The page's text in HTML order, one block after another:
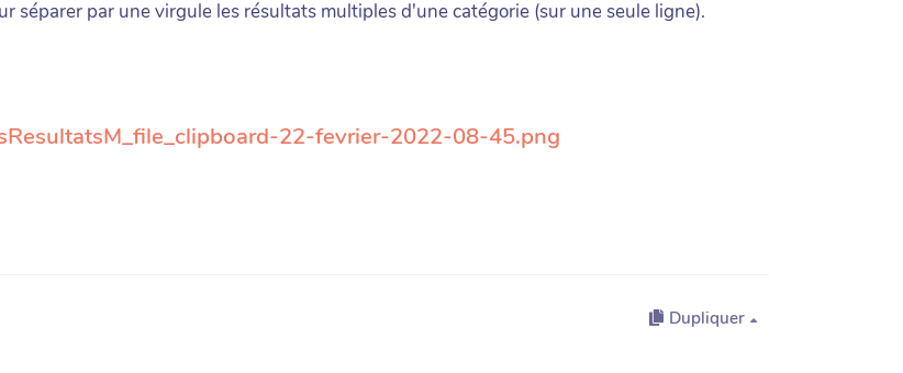
séparer par une virgule les résultats multiples d'une catégorie (sur une seule ligne).
22-fevrier-2022-08-45.png
Dupliquer